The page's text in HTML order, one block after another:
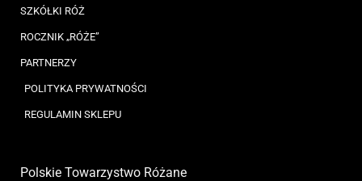
SZKÓŁKI RÓŻ
ROCZNIK „RÓŻE”
PARTNERZY
POLITYKA PRYWATNOŚCI
REGULAMIN SKLEPU
Polskie Towarzystwo Różane